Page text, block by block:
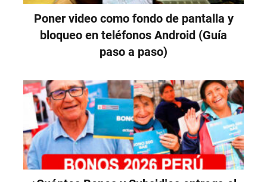
Poner video como fondo de pantalla y
bloqueo en teléfonos Android (Guía
paso a paso)